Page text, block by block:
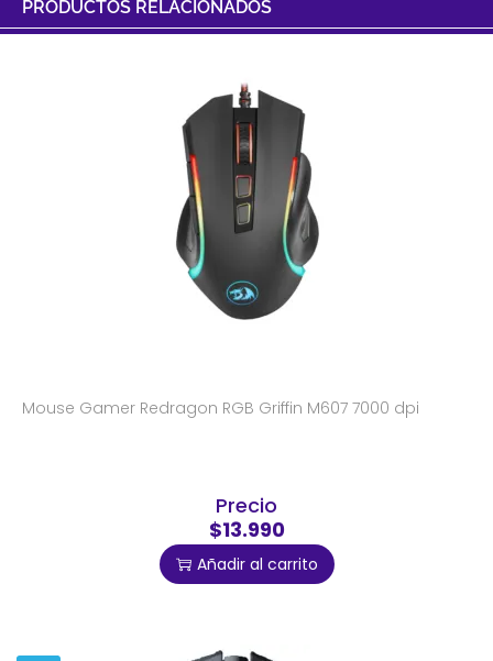
PRODUCTOS RELACIONADOS
Mouse Gamer Redragon RGB Griffin M607 7000 dpi
Precio
$13.990
Añadir al carrito